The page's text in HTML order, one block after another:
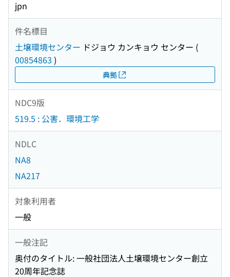
jpn
件名標目
土壌環境センター ドジョウ カンキョウ センター (
00854863 )
典拠
NDC9版
519.5 : 公害．環境工学
NDLC
NA8
NA217
対象利用者
一般
一般注記
奥付のタイトル: 一般社団法人土壌環境センター創立
20周年記念誌